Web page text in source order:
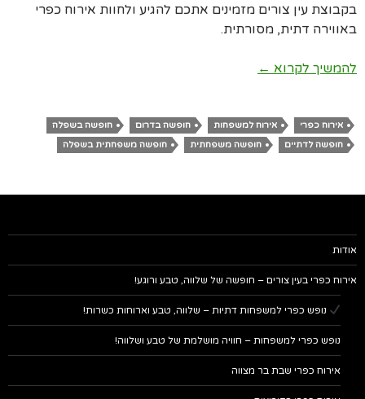
בקבוצת עין צורים מזמינים אתכם להגיע ולחוות אירוח כפרי
באווירה דתית, מסורתית.
להמשיך לקרוא חופשה משפחתית בשפלה
←
אירוח כפרי אירוח למשפחות חופשה בדרום
חופשה בשפלה
חופשה לדתיים
חופשה משפחתית חופשה משפחתית בשפלה
אודות
אירוח כפרי בעין צורים – חופשה של שלווה, טבע ורוגע!
נופש כפרי למשפחות דתיות – שלווה, טבע וארוחות כשרות!
נופש כפרי למשפחות – חוויה מושלמת של טבע ושלווה!
אירוח כפרי שבת בר מצווה